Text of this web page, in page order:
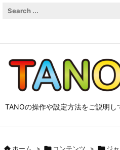
TANOの操作や設定方法をご説明し